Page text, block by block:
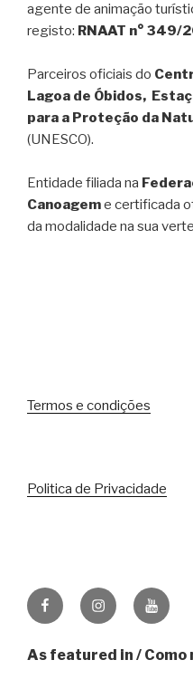
agente de animação
registo: RNAAT n° 349/
Parceiros oficiais do
Lagoa de Óbidos,
para a Proteção da
(UNESCO).
Entidade filiada na
Canoageme certificada
da modalidade na sua
Termos e condições
Politica de Privacidade
FacebookInstagramYoutube
As featured in / Como